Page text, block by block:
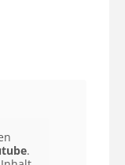
.